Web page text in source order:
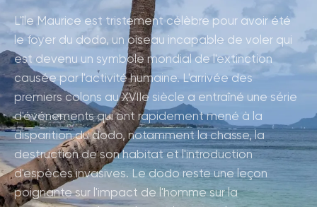
L'île Maurice est tristement célèbre pour avoir été
le foyer du dodo, un oiseau incapable de voler qui
est devenu un symbole mondial de l'extinction
causée par l'activité humaine. L'arrivée des
premiers colons au XVIIe siècle a entraîné une série
d'événements qui ont rapidement mené à la
disparition du dodo, notamment la chasse, la
destruction de son habitat et l'introduction
d'espèces invasives. Le dodo reste une leçon
poignante sur l'impact de l'homme sur la